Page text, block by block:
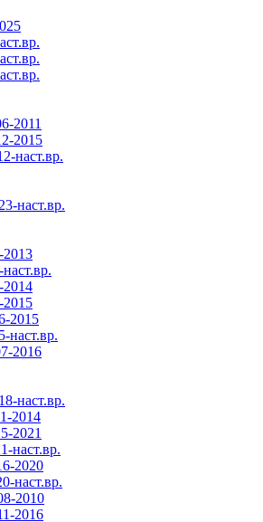
2011
2015
наст.вр.
наст.вр.
2013
2014
2015
2015
наст.вр.
2016
наст.вр.
2014
2021
наст.вр.
2020
наст.вр.
2010
2016